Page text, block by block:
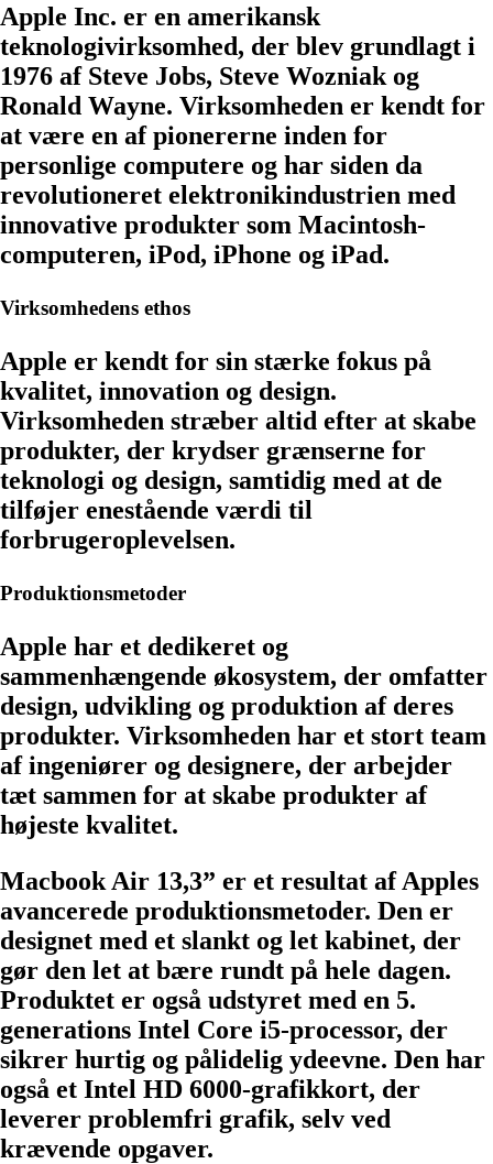
Apple Inc. er en amerikansk
teknologivirksomhed, der blev grundlagt i
1976 af Steve Jobs, Steve Wozniak og
Ronald Wayne. Virksomheden er kendt for
at være en af pionererne inden for
personlige computere og har siden da
revolutioneret elektronikindustrien med
innovative produkter som Macintosh-
computeren, iPod, iPhone og iPad.
Virksomhedens ethos
Apple er kendt for sin stærke fokus på
kvalitet, innovation og design.
Virksomheden stræber altid efter at skabe
produkter, der krydser grænserne for
teknologi og design, samtidig med at de
tilføjer enestående værdi til
forbrugeroplevelsen.
Produktionsmetoder
Apple har et dedikeret og
sammenhængende økosystem, der omfatter
design, udvikling og produktion af deres
produkter. Virksomheden har et stort team
af ingeniører og designere, der arbejder
tæt sammen for at skabe produkter af
højeste kvalitet.
Macbook Air 13,3” er et resultat af Apples
avancerede produktionsmetoder. Den er
designet med et slankt og let kabinet, der
gør den let at bære rundt på hele dagen.
Produktet er også udstyret med en 5.
generations Intel Core i5-processor, der
sikrer hurtig og pålidelig ydeevne. Den har
også et Intel HD 6000-grafikkort, der
leverer problemfri grafik, selv ved
krævende opgaver.